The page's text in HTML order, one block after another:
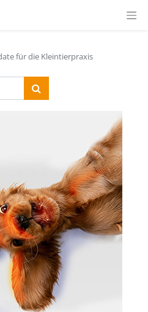
für die Kleintierpraxis